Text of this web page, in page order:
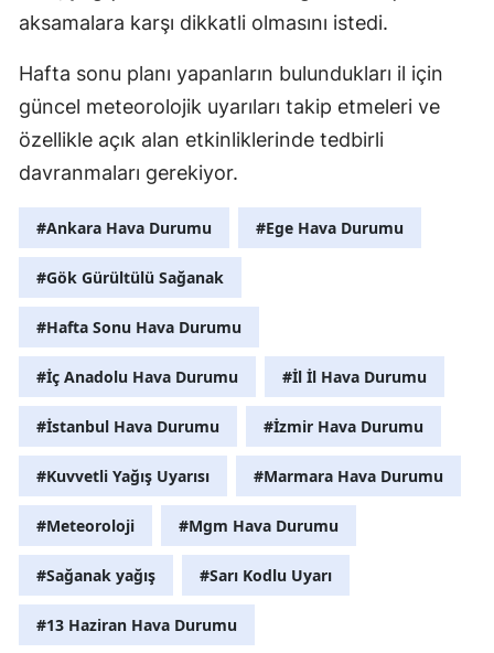
aksamalara karşı dikkatli olmasını istedi.
Hafta sonu planı yapanların bulundukları il için
güncel meteorolojik uyarıları takip etmeleri ve
özellikle açık alan etkinliklerinde tedbirli
davranmaları gerekiyor.
#Ankara Hava Durumu #Ege Hava Durumu
#Gök Gürültülü Sağanak
#Hafta Sonu Hava Durumu
#İç Anadolu Hava Durumu #İl İl Hava Durumu
#İstanbul Hava Durumu #İzmir Hava Durumu
#Kuvvetli Yağış Uyarısı #Marmara Hava Durumu
#Meteoroloji #Mgm Hava Durumu
#Sağanak yağış #Sarı Kodlu Uyarı
#13 Haziran Hava Durumu